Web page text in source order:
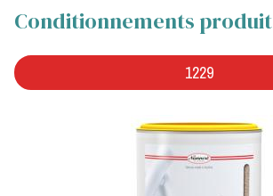
Conditionnements produit
1229